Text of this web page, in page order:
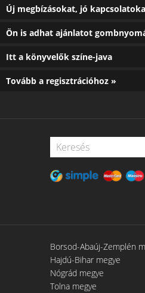
Új megbízásokat, jó
Ön is adhat ajánlatot
Itt a könyvelők színe-java
Tovább a regisztrációhoz »
Borsod-Abaúj-Zemplén
Hajdú-Bihar megye
Nógrád megye
Tolna megye